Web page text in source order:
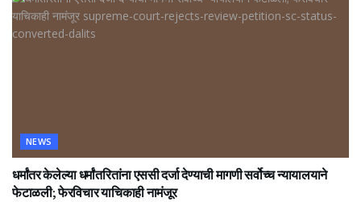
NEWS
धर्मांतर केलेल्या धर्मांतरितांना एससी दर्जा देण्याची मागणी सर्वोच्च न्यायालयाने
फेटाळली; फेरविचार याचिकाही नामंजूर